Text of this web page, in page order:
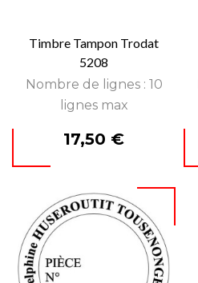
Timbre Tampon Trodat
5208
Nombre de lignes : 10
lignes max
Prix
17,50 €